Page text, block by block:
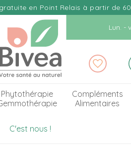
en Point Relais à partir de
Lun. -
Phytothérapie
Compléments
Alimentaires
C'est nous !